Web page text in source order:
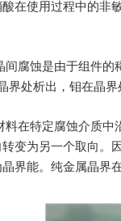
在使用过程中的非
间腐蚀是由于组件的
界处析出，钼在晶
料在特定腐蚀介质中
变为另一个取向。
界能。纯金属晶界